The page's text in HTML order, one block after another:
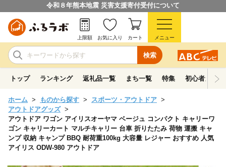
令和８年熊本地震 災害支援寄付受付について
検索
上限額 お気に入り カート メニュー
トップ ランキング 返礼品一覧 まち一覧 特集 初心者ガイド
ホーム ものから探す
スポーツ・アウトドア
アウトドアグッズ
アウトドア ワゴン アイリスオーヤマ ベージュ コンパクト キャリーワ
ゴン キャリーカート マルチキャリー 台車 折りたたみ 荷物 運搬 キャ
ンプ 収納 キャンプ BBQ 耐荷重100kg 大容量 レジャー おすすめ 人気
アイリス ODW-980 アウトドア